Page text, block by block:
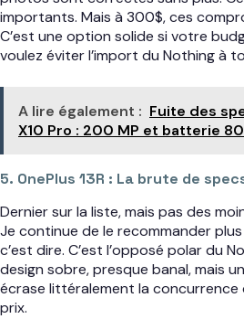
importants. Mais à 300$, ces
C’est une option solide si votre
voulez éviter l’import du Nothing à
A lire également : Fuite des
X10 Pro : 200 MP et batterie
5. OnePlus 13R : La brute de
Dernier sur la liste, mais pas des
Je continue de le recommander
c’est dire. C’est l’opposé polar du
design sobre, presque banal, mais
écrase littéralement la concurrence
prix.